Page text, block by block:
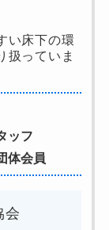
い床下の環
扱っていま
ッフ
体会員
会